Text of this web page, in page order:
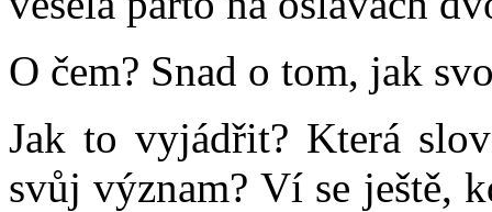
O čem? Snad o tom, jak
Jak to vyjádřit? Která
svůj význam? Ví se ještě,